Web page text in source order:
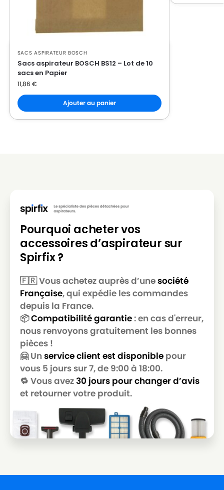
SACS ASPIRATEUR BOSCH
Sacs aspirateur BOSCH BS12 – Lot de 10
sacs en Papier
11,86 €
Ajouter au panier
Pourquoi acheter vos
accessoires d’aspirateur sur
Spirfix ?
🇫🇷 Vous achetez auprès d’unesociété
Française, qui expédie les commandes
depuis la France.
📦Compatibilité garantie: en cas d'erreur,
nous renvoyons gratuitement les bonnes
pièces !
🤗 Un service client est disponible pour
vous 5 jours sur 7, de 9:00 à 18:00.
🔁 Vous avez30 jours pour changer d’avis
et retourner votre produit.